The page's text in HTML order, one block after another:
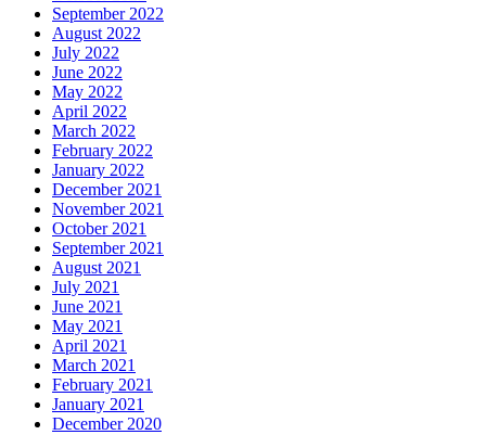
September 2022
August 2022
July 2022
June 2022
May 2022
April 2022
March 2022
February 2022
January 2022
December 2021
November 2021
October 2021
September 2021
August 2021
July 2021
June 2021
May 2021
April 2021
March 2021
February 2021
January 2021
December 2020